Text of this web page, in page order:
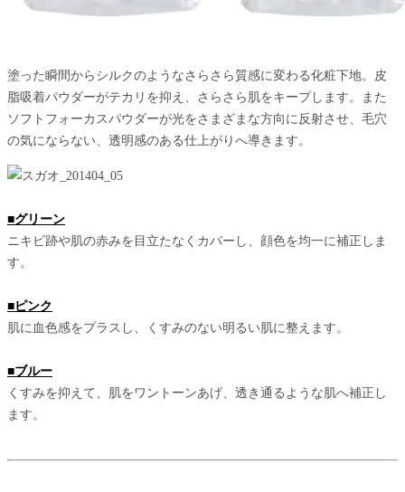
塗った瞬間からシルクのようなさらさら質感に変わる化粧下地。皮
脂吸着パウダーがテカリを抑え、さらさら肌をキープします。また
ソフトフォーカスパウダーが光をさまざまな方向に反射させ、毛穴
の気にならない、透明感のある仕上がりへ導きます。
■グリーン
ニキビ跡や肌の赤みを目立たなくカバーし、顔色を均一に補正しま
す。
■ピンク
肌に血色感をプラスし、くすみのない明るい肌に整えます。
■ブルー
くすみを抑えて、肌をワントーンあげ、透き通るような肌へ補正し
ます。